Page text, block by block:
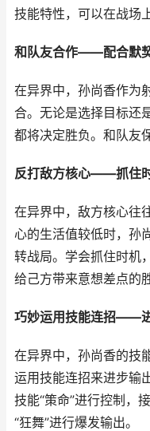
技能特性，可以在战场
和队友合作——配合默
在异界中，孙尚香作为
合。无论是选择目标还
都将决定胜负。和队友
反打敌方核心——抓住
在异界中，敌方核心往
心的生活值较低时，孙
转战局。学会抓住时机
给己方带来意想差点的
巧妙运用技能连招——
在异界中，孙尚香的技
运用技能连招来进步输
技能“策命”进行控制，
“狂舞”进行爆发输出。